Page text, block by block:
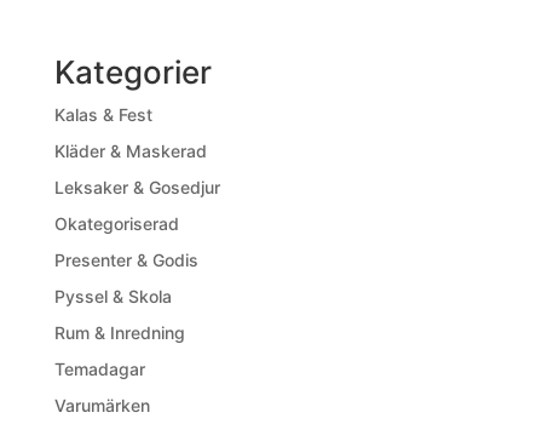
Kategorier
Kalas & Fest
Kläder & Maskerad
Leksaker & Gosedjur
Okategoriserad
Presenter & Godis
Pyssel & Skola
Rum & Inredning
Temadagar
Varumärken